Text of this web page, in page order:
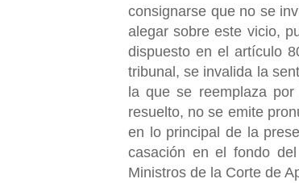
consignarse que no se
alegar sobre este vicio,
dispuesto en el artículo
tribunal, se invalida la
la que se reemplaza
resuelto, no se emite
en lo principal de la
casación en el fondo
Ministros de la Corte de